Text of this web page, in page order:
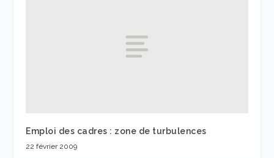
Emploi des cadres : zone de turbulences
22 février 2009